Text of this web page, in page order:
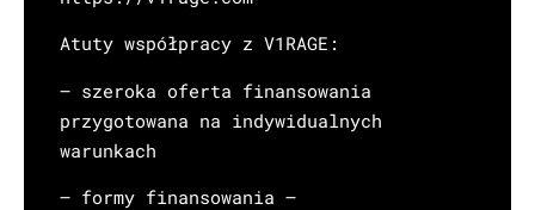
Atuty współpracy z V1RAGE:
– szeroka oferta finansowania
przygotowana na indywidualnych
warunkach
– formy finansowania –